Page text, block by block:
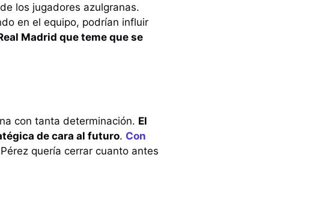
los jugadores azulgranas.
en el equipo, podrían influir
Madrid que teme que se
con tanta determinación. El
de cara al futuro. Con
quería cerrar cuanto antes